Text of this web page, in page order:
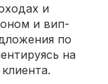
и
и вип-
по
на